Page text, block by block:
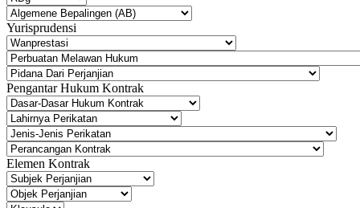
Yurisprudensi
Pengantar Hukum Kontrak
Elemen Kontrak